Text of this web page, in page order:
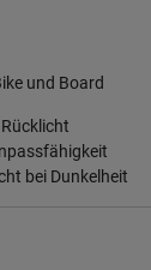
und Board
bei Dunkelheit